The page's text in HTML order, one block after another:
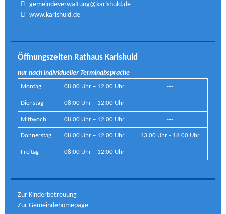
gemeindeverwaltung@karlshuld.de
www.karlshuld.de
Öffnungszeiten Rathaus Karlshuld
nur nach individueller Terminabsprache
Montag 08:00 Uhr – 12:00 Uhr ---
Dienstag 08:00 Uhr – 12:00 Uhr ---
Mittwoch 08:00 Uhr – 12:00 Uhr ---
Donnerstag 08:00 Uhr – 12:00 Uhr 13:00 Uhr - 18:00 Uhr
Freitag 08:00 Uhr – 12:00 Uhr ---
Zur Kinderbetreuung
Zur Gemeindehomepage